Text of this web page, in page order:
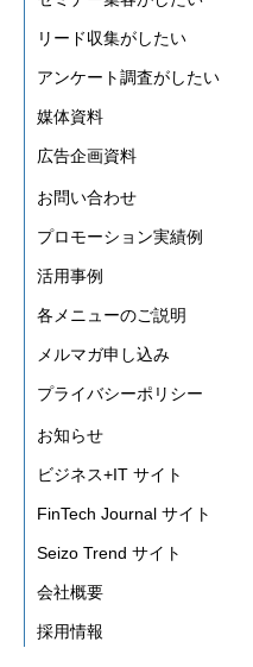
リード収集がしたい
アンケート調査がしたい
媒体資料
広告企画資料
お問い合わせ
プロモーション実績例
活用事例
各メニューのご説明
メルマガ申し込み
プライバシーポリシー
お知らせ
ビジネス+IT サイト
FinTech Journal サイト
Seizo Trend サイト
会社概要
採用情報